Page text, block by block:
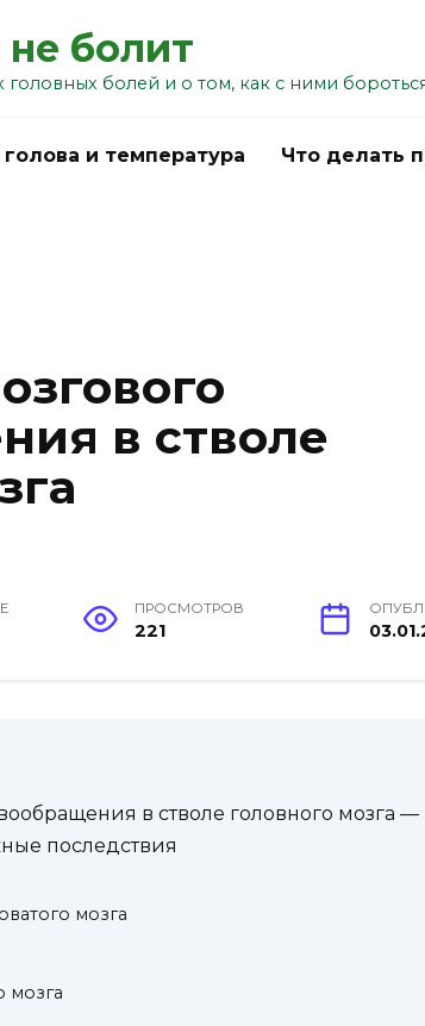
не болит
головных болей и о том, как с ними
и температура Что делать
в стволе
ПРОСМОТРОВ
221
в стволе головного мозга —
последствия
мозга
мозга